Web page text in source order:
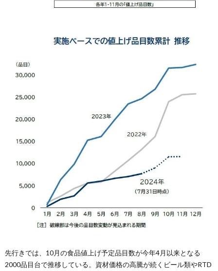
先行きでは、10月の食品値上げ予定品目数が今年4月以来となる
2000品目台で推移している。資材価格の高騰が続くビール類やRTD